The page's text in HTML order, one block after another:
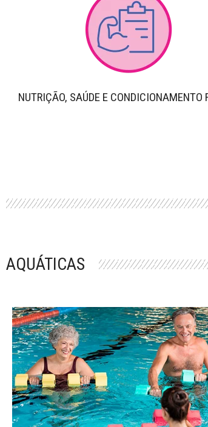
ANCE
NUTRIÇÃO, SAÚDE E CONDICIONAMENTO
AQUÁTICAS